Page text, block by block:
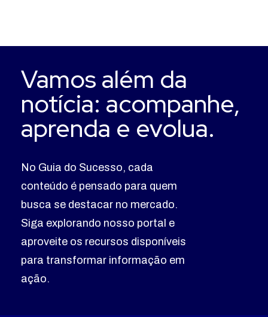
Vamos além da
notícia: acompanhe,
aprenda e evolua.
No Guia do Sucesso, cada
conteúdo é pensado para quem
busca se destacar no mercado.
Siga explorando nosso portal e
aproveite os recursos disponíveis
para transformar informação em
ação.